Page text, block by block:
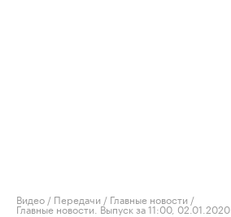
Видео / Передачи / Главные новости /
Главные новости. Выпуск за 11:00, 02.01.2020